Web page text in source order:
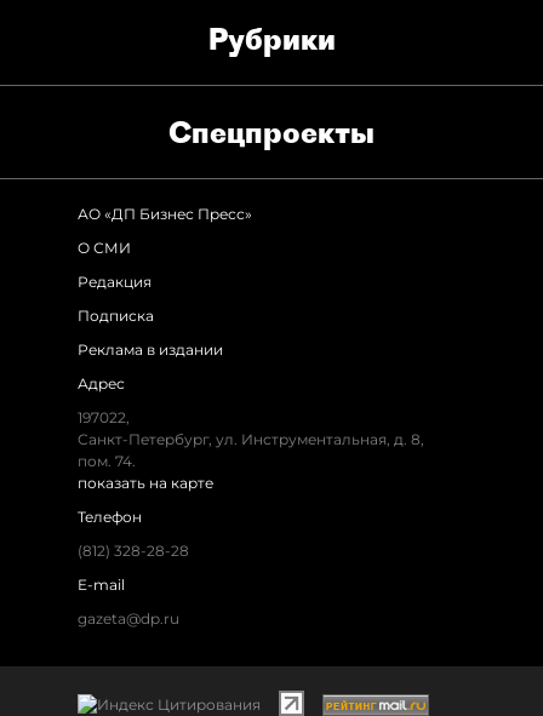
Рубрики
Спец­проекты
АО «ДП Бизнес Пресс»
О СМИ
Редакция
Подписка
Реклама в издании
Адрес
197022,
Санкт-Петербург, ул. Инструментальная, д. 8,
пом. 74.
показать на карте
Телефон
(812) 328-28-28
E-mail
gazeta@dp.ru